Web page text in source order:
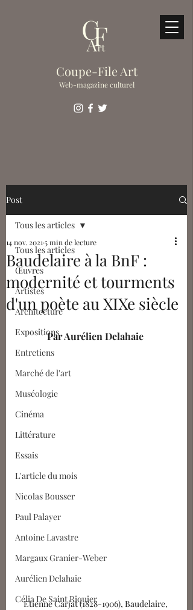
Coupe-File Art
Web-magazine culturel
Post
Tous les articles
Œuvres
Artistes
Architecture
Expositions
Entretiens
Marché de l'art
Muséologie
Cinéma
Littérature
Essais
L'article du mois
Nicolas Bousser
Paul Palayer
Antoine Lavastre
Margaux Granier-Weber
Aurélien Delahaie
Célia De Saint Riquier
Tous les articles
Baudelaire à la BnF :
modernité et tourments
d'un poète au XIXe siècle
14 nov. 2021 5 min de lecture
Par Aurélien Delahaie
Etienne Carjat (1828-1906), Baudelaire,